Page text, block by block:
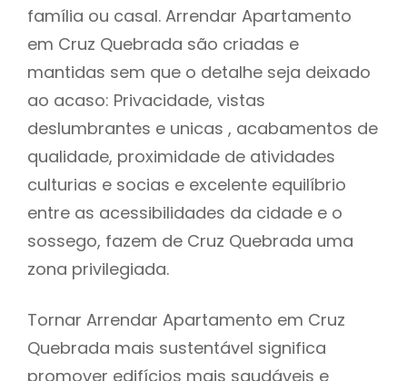
família ou casal. Arrendar Apartamento
em Cruz Quebrada são criadas e
mantidas sem que o detalhe seja deixado
ao acaso: Privacidade, vistas
deslumbrantes e unicas , acabamentos de
qualidade, proximidade de atividades
culturias e socias e excelente equilíbrio
entre as acessibilidades da cidade e o
sossego, fazem de Cruz Quebrada uma
zona privilegiada.
Tornar Arrendar Apartamento em Cruz
Quebrada mais sustentável significa
promover edifícios mais saudáveis e